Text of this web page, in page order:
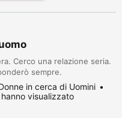
Cerco una relazione seria.
sempre.
in cerca di Uomini
visualizzato